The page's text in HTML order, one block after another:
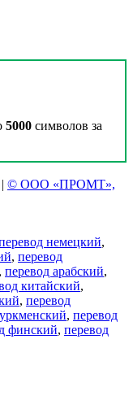
5000 символов за
| © ООО «ПРОМТ»,
немецкий,
, перевод
, перевод арабский,
китайский,
, перевод
, перевод
финский, перевод